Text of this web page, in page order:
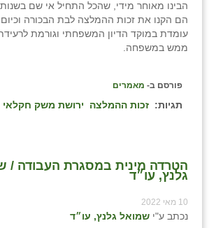
הם הקנו את זכות ההמלצה לבת הבכורה וכיום
עומדת במוקד הדיון המשפחתי וגורמת
ממש במשפחה.
פורסם ב- מאמרים
תגיות: זכות ההמלצה ירושת משק חקלאי
הטרדה מינית במסגרת העבודה /
גלנץ, עו״ד
10 מאי 2022
נכתב ע"י שמואל גלנץ, עו״ד